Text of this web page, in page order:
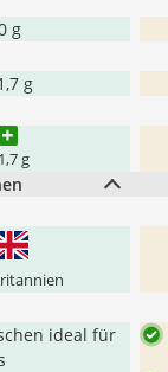
g
g
g
ideal für